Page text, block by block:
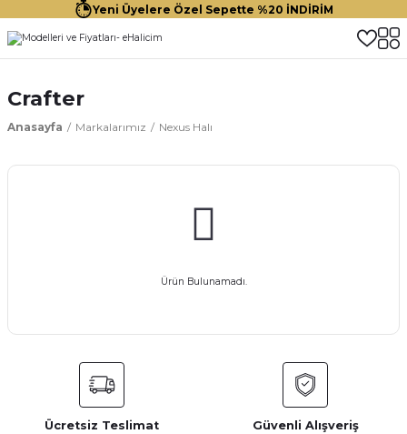
Yeni Üyelere Özel Sepette %20 İNDİRİM
Crafter
Anasayfa Markalarımız Nexus Halı
Ürün Bulunamadı.
Ücretsiz Teslimat
Güvenli Alışveriş